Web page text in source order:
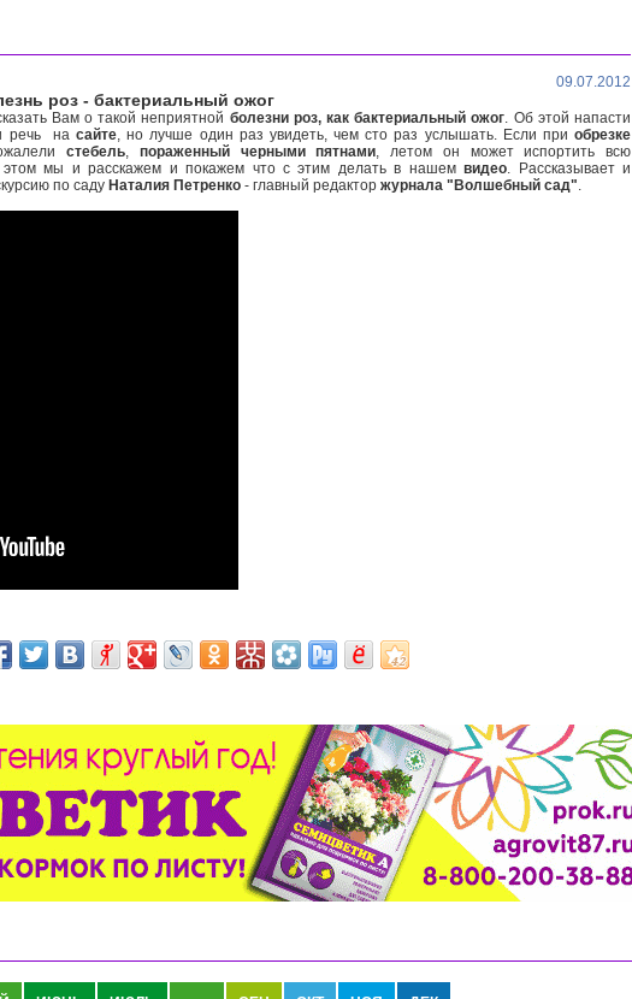
09.07.2012
роз - бактериальный ожог
Вам о такой неприятной болезни роз, как бактериальный ожог. Об этой напасти
речь насайте, но лучше один раз увидеть, чем сто раз услышать. Если приобрезке
стебель, пораженный черными пятнами, летом он может испортить всю
этом мы и расскажем и покажем что с этим делать в нашемвидео. Рассказывает и
по саду Наталия Петренко - главный редактор журнала "Волшебный сад".